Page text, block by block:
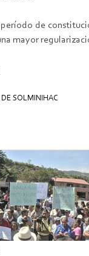
de
mayor
DE SOLMINIHAC